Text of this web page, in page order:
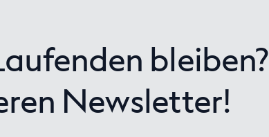
bleiben?
Newsletter!